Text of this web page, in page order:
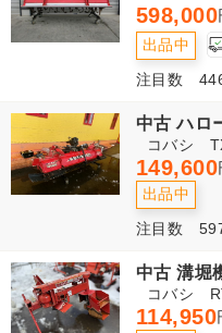
598,000
出品中
注目数
中古 ハロ
コバシ
149,600
出品中
注目数
中古 溝堀
コバシ
114,950